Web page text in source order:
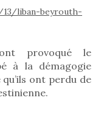
liban-beyrouth-
provoqué le
à la démagogie
ont perdu de